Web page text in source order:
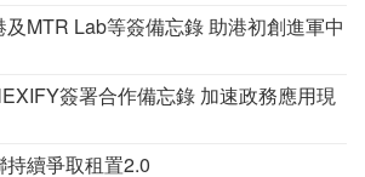
MTR Lab等簽備忘錄 助港初創進軍中
簽署合作備忘錄 加速政務應用現
續爭取租置2.0